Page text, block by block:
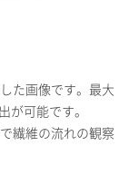
た画像です。最大
可能です。
繊維の流れの観察